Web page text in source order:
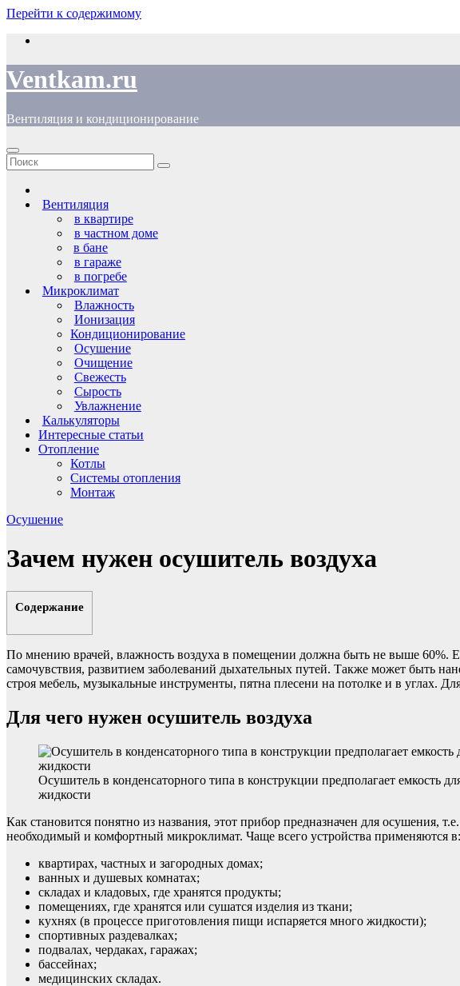
Перейти к содержимому
Ventkam.ru
Вентиляция и кондиционирование
Вентиляция
в квартире
в частном доме
в бане
в гараже
в погребе
Микроклимат
Влажность
Ионизация
Кондиционирование
Осушение
Очищение
Свежесть
Сырость
Увлажнение
Калькуляторы
Интересные статьи
Отопление
Котлы
Системы отопления
Монтаж
Осушение
Зачем нужен осушитель воздуха
Содержание
По мнению врачей, влажность воздуха в помещении должна быть не выше 60%.
самочувствия, развитием заболеваний дыхательных путей. Также может быть
строя мебель, музыкальные инструменты, пятна плесени на потолке и в углах.
Для чего нужен осушитель воздуха
Осушитель в конденсаторного типа в конструкции предполагает емкость
жидкости
Как становится понятно из названия, этот прибор предназначен для
необходимый и комфортный микроклимат. Чаще всего устройства применяются в:
квартирах, частных и загородных домах;
ванных и душевых комнатах;
складах и кладовых, где хранятся продукты;
помещениях, где хранятся или сушатся изделия из ткани;
кухнях (в процессе приготовления пищи испаряется много жидкости);
спортивных раздевалках;
подвалах, чердаках, гаражах;
бассейнах;
медицинских складах.